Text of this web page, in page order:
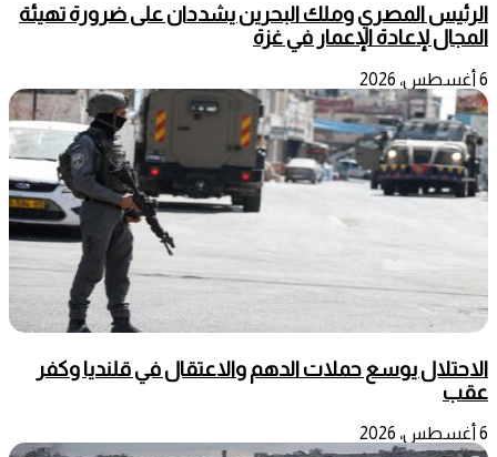
الرئيس المصري وملك البحرين يشددان على ضرورة تهيئة
المجال لإعادة الإعمار في غزة
6 أغسطس، 2026
الاحتلال يوسع حملات الدهم والاعتقال في قلنديا وكفر
عقب
6 أغسطس، 2026